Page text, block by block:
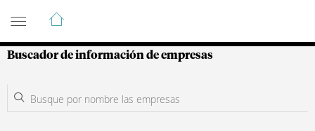
Guía de Empresas Colombianas
Buscador de información de empresas